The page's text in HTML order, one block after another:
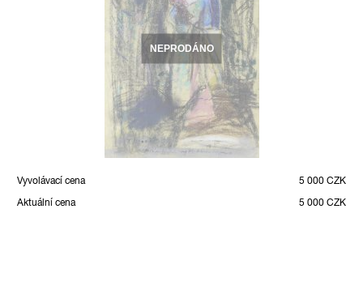
NEPRODÁNO
Vyvolávací cena
5 000 CZK
Aktuální cena
5 000 CZK